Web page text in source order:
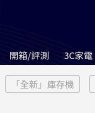
開箱/評測 3C家電
「全新」庫存機